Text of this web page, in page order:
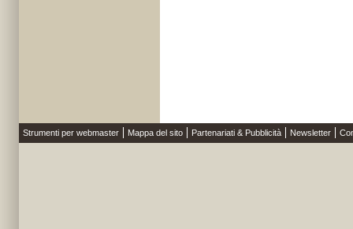
Strumenti per webmaster Mappa del sito Partenariati & Pubblicità Newsletter